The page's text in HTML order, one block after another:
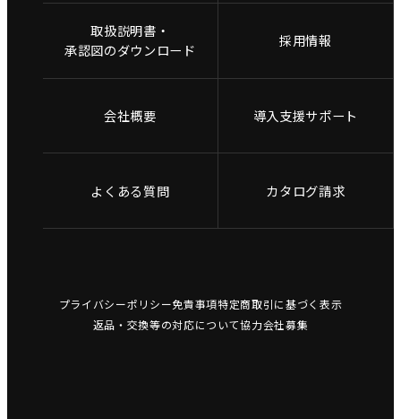
取扱説明書・
承認図のダウンロード
採用情報
会社概要 導入支援サポート
よくある質問 カタログ請求
プライバシーポリシー免責事項特定商取引に基づく表示
返品・交換等の対応について協力会社募集